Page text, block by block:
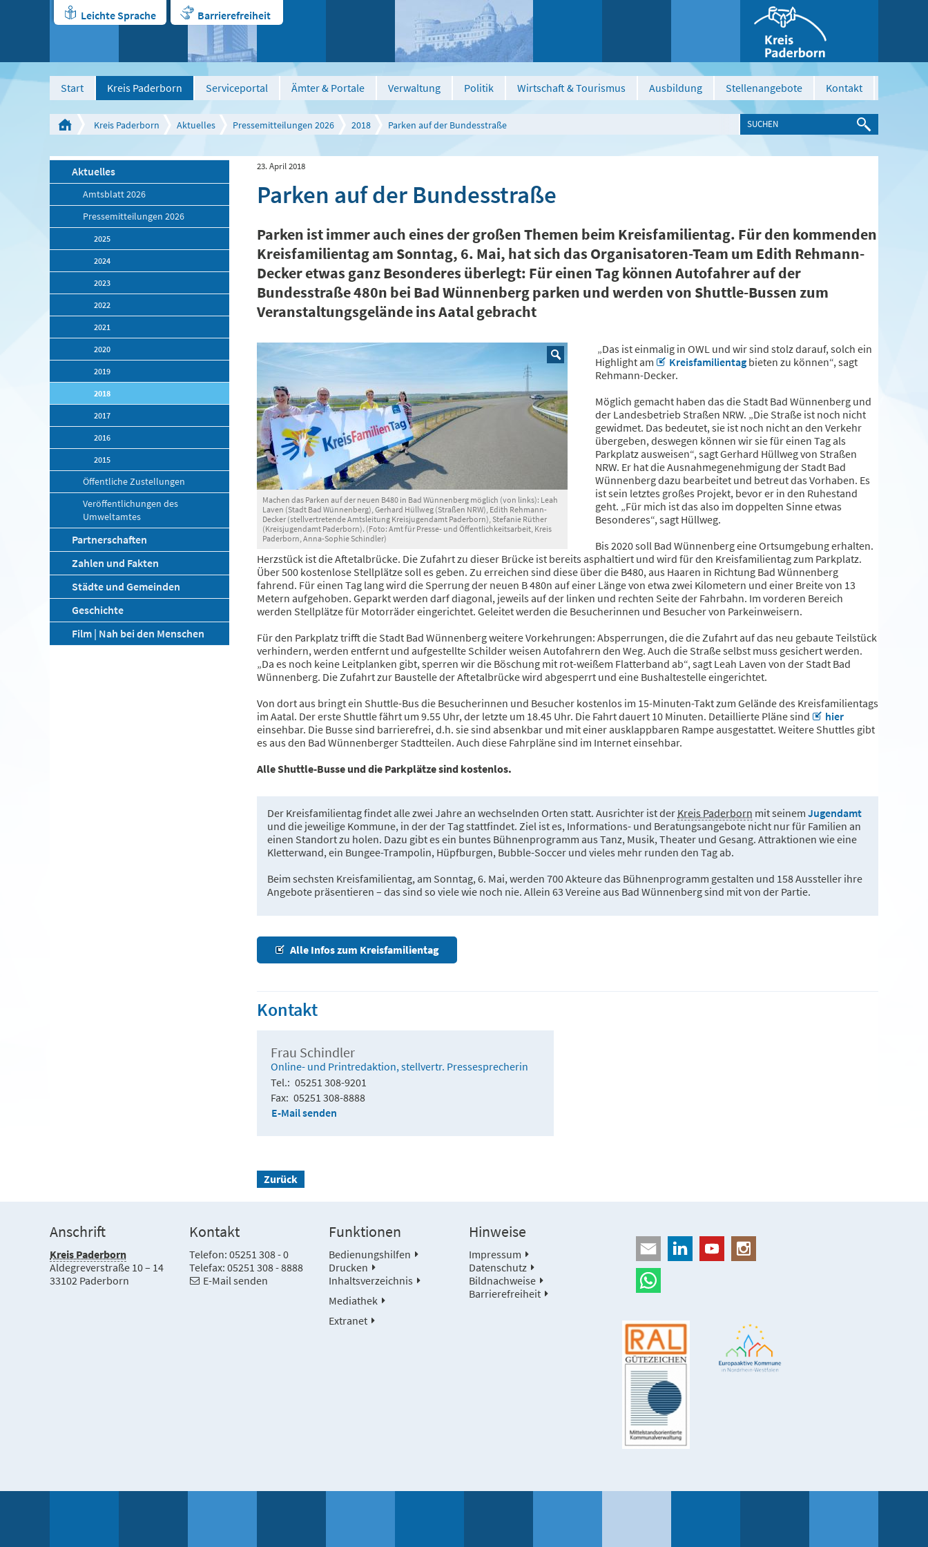
Leichte Sprache Barrierefreiheit
Start Kreis Paderborn Serviceportal Ämter & Portale Verwaltung Politik Wirtschaft & Tourismus Ausbildung Stellenangebote Kontakt
Kreis Paderborn Aktuelles Pressemitteilungen 2026 2018 Parken auf der Bundesstraße
Aktuelles
Amtsblatt 2026
Pressemitteilungen 2026
2025
2024
2023
2022
2021
2020
2019
2018
2017
2016
2015
Öffentliche Zustellungen
Veröffentlichungen des
Umweltamtes
Partnerschaften
Zahlen und Fakten
Städte und Gemeinden
Geschichte
Film | Nah bei den Menschen
23. April 2018
Parken auf der Bundesstraße
Parken ist immer auch eines der großen Themen beim Kreisfamilientag. Für den kommenden
Kreisfamilientag am Sonntag, 6. Mai, hat sich das Organisatoren-Team um Edith Rehmann-
Decker etwas ganz Besonderes überlegt: Für einen Tag können Autofahrer auf der
Bundesstraße 480n bei Bad Wünnenberg parken und werden von Shuttle-Bussen zum
Veranstaltungsgelände ins Aatal gebracht
Machen das Parken auf der neuen B480 in Bad Wünnenberg möglich (von links): Leah
Laven (Stadt Bad Wünnenberg), Gerhard Hüllweg (Straßen NRW), Edith Rehmann-
Decker (stellvertretende Amtsleitung Kreisjugendamt Paderborn), Stefanie Rüther
(Kreisjugendamt Paderborn). (Foto: Amt für Presse- und Öffentlichkeitsarbeit, Kreis
Paderborn, Anna-Sophie Schindler)
„Das ist einmalig in OWL und wir sind stolz darauf, solch ein
Highlight am
Kreisfamilientag bieten zu können“, sagt
Rehmann-Decker.
Möglich gemacht haben das die Stadt Bad Wünnenberg und
der Landesbetrieb Straßen NRW. „Die Straße ist noch nicht
gewidmet. Das bedeutet, sie ist noch nicht an den Verkehr
übergeben, deswegen können wir sie für einen Tag als
Parkplatz ausweisen“, sagt Gerhard Hüllweg von Straßen
NRW. Er hat die Ausnahmegenehmigung der Stadt Bad
Wünnenberg dazu bearbeitet und betreut das Vorhaben. Es
ist sein letztes großes Projekt, bevor er in den Ruhestand
geht. „Für mich ist das also im doppelten Sinne etwas
Besonderes“, sagt Hüllweg.
Bis 2020 soll Bad Wünnenberg eine Ortsumgebung erhalten.
Herzstück ist die Aftetalbrücke. Die Zufahrt zu dieser Brücke ist bereits asphaltiert und wird für den Kreisfamilientag zum Parkplatz.
Über 500 kostenlose Stellplätze soll es geben. Zu erreichen sind diese über die B480, aus Haaren in Richtung Bad Wünnenberg
fahrend. Für einen Tag lang wird die Sperrung der neuen B 480n auf einer Länge von etwa zwei Kilometern und einer Breite von 13
Metern aufgehoben. Geparkt werden darf diagonal, jeweils auf der linken und rechten Seite der Fahrbahn. Im vorderen Bereich
werden Stellplätze für Motorräder eingerichtet. Geleitet werden die Besucherinnen und Besucher von Parkeinweisern.
Für den Parkplatz trifft die Stadt Bad Wünnenberg weitere Vorkehrungen: Absperrungen, die die Zufahrt auf das neu gebaute Teilstück
verhindern, werden entfernt und aufgestellte Schilder weisen Autofahrern den Weg. Auch die Straße selbst muss gesichert werden.
„Da es noch keine Leitplanken gibt, sperren wir die Böschung mit rot-weißem Flatterband ab“, sagt Leah Laven von der Stadt Bad
Wünnenberg. Die Zufahrt zur Baustelle der Aftetalbrücke wird abgesperrt und eine Bushaltestelle eingerichtet.
Von dort aus bringt ein Shuttle-Bus die Besucherinnen und Besucher kostenlos im 15-Minuten-Takt zum Gelände des Kreisfamilientags
im Aatal. Der erste Shuttle fährt um 9.55 Uhr, der letzte um 18.45 Uhr. Die Fahrt dauert 10 Minuten. Detaillierte Pläne sind
hier
einsehbar. Die Busse sind barrierefrei, d.h. sie sind absenkbar und mit einer ausklappbaren Rampe ausgestattet. Weitere Shuttles gibt
es aus den Bad Wünnenberger Stadtteilen. Auch diese Fahrpläne sind im Internet einsehbar.
Alle Shuttle-Busse und die Parkplätze sind kostenlos.
Der Kreisfamilientag findet alle zwei Jahre an wechselnden Orten statt. Ausrichter ist der Kreis Paderborn mit seinem Jugendamt
und die jeweilige Kommune, in der der Tag stattfindet. Ziel ist es, Informations- und Beratungsangebote nicht nur für Familien an
einen Standort zu holen. Dazu gibt es ein buntes Bühnenprogramm aus Tanz, Musik, Theater und Gesang. Attraktionen wie eine
Kletterwand, ein Bungee-Trampolin, Hüpfburgen, Bubble-Soccer und vieles mehr runden den Tag ab.
Beim sechsten Kreisfamilientag, am Sonntag, 6. Mai, werden 700 Akteure das Bühnenprogramm gestalten und 158 Aussteller ihre
Angebote präsentieren – das sind so viele wie noch nie. Allein 63 Vereine aus Bad Wünnenberg sind mit von der Partie.
Alle Infos zum Kreisfamilientag
Kontakt
Frau Schindler
Online- und Printredaktion, stellvertr. Pressesprecherin
Tel. 05251 308-9201
Fax 05251 308-8888
E-Mail senden
Zurück
Anschrift
Kreis Paderborn
Aldegreverstraße 10 – 14
33102 Paderborn
Kontakt
Telefon: 05251 308 - 0
Telefax: 05251 308 - 8888
E-Mail senden
Funktionen
Bedienungshilfen
Drucken
Inhaltsverzeichnis
Mediathek
Extranet
Hinweise
Impressum
Datenschutz
Bildnachweise
Barrierefreiheit